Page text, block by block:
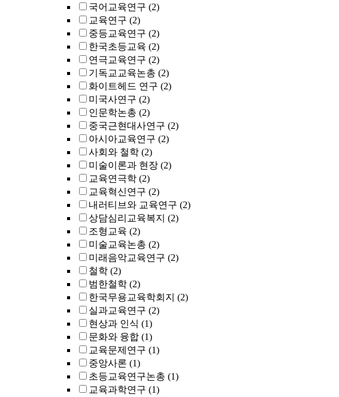
국어교육연구 (2)
교육연구 (2)
중등교육연구 (2)
한국초등교육 (2)
연극교육연구 (2)
기독교교육논총 (2)
화이트헤드 연구 (2)
미국사연구 (2)
인문학논총 (2)
중국근현대사연구 (2)
아시아교육연구 (2)
사회와 철학 (2)
미술이론과 현장 (2)
교육연극학 (2)
교육혁신연구 (2)
내러티브와 교육연구 (2)
상담심리교육복지 (2)
조형교육 (2)
미술교육논총 (2)
미래음악교육연구 (2)
철학 (2)
범한철학 (2)
한국무용교육학회지 (2)
실과교육연구 (2)
현상과 인식 (1)
문화와 융합 (1)
교육문제연구 (1)
중앙사론 (1)
초등교육연구논총 (1)
교육과학연구 (1)